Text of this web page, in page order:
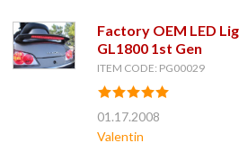
Factory OEM LED
GL1800 1st Gen
ITEM CODE: PG00029
01.17.2008
Valentin